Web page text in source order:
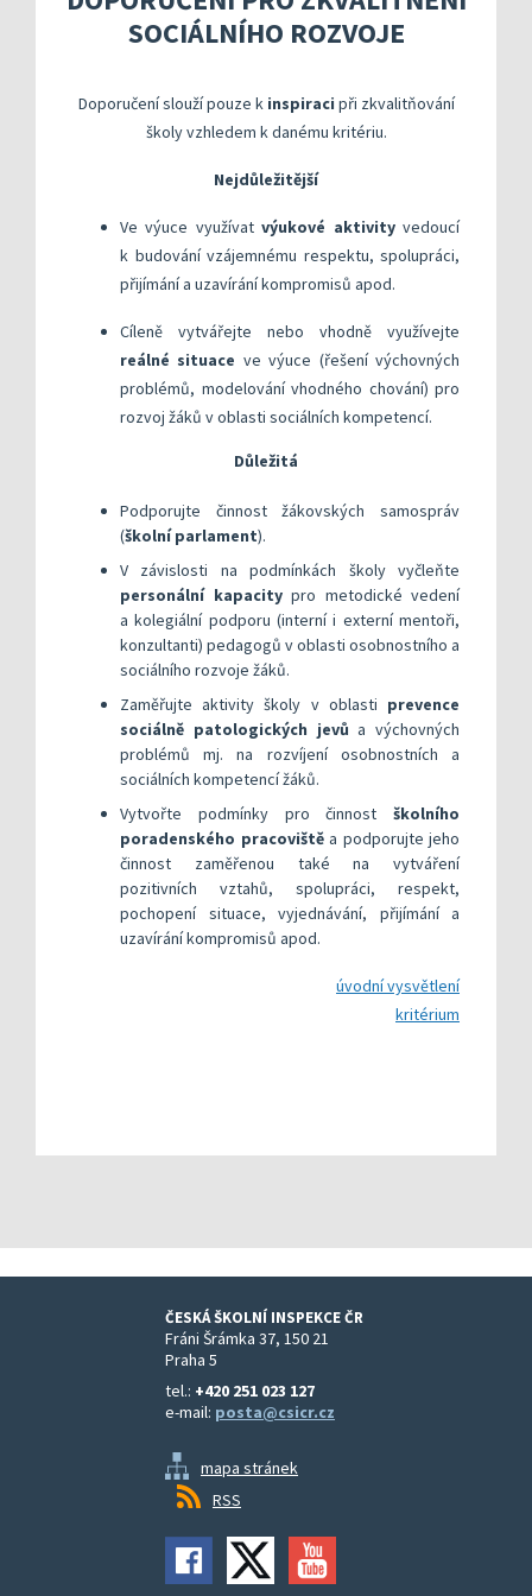
Další náměty pro realizaci vlastního hodnocení
Přehled nástrojů podle kritérií
Aktivní škola – podpora
Vybrané nástroje pro realizaci externího
Rok v ředitelně
Specifická
Příklady
SOCIÁLNÍHO ROZVOJE
Doporučení slouží pouze k inspiraci při zkvalitňování
školy vzhledem k danému kritériu.
Nejdůležitější
Ve výuce využívatvýukové aktivityvedoucí
k budování vzájemnému respektu, spolupráci,
přijímání a uzavírání kompromisů apod.
Cíleně vytvářejte nebo vhodně využívejte
reálné situace ve výuce (řešení výchovných
problémů, modelování vhodného chování) pro
rozvoj žáků v oblasti sociálních kompetencí.
Důležitá
​Podporujte činnost žákovských samospráv
(školní parlament).
​V závislosti na podmínkách školy vyčleňte
personální kapacitypro metodické vedení
a kolegiální podporu (interní i externí mentoři,
konzultanti) pedagogů v oblasti osobnostního a
sociálního rozvoje žáků.
​Zaměřujte aktivity školy v oblasti prevence
sociálně patologických jevů a výchovných
problémů mj. na rozvíjení osobnostních a
sociálních kompetencí žáků.
​Vytvořte podmínky pro činnost školního
poradenského pracoviště a podporujte jeho
činnost zaměřenou také na vytváření
pozitivních vztahů, spolupráci, respekt,
pochopení situace, vyjednávání, přijímání a
uzavírání kompromisů apod.
úvodní vysvětlení
kritérium
ČESKÁ ŠKOLNÍ INSPEKCE ČR
Fráni Šrámka 37, 150 21
Praha 5
tel.: +420 251 023 127
e-mail: posta@csicr.cz
mapa stránek
RSS